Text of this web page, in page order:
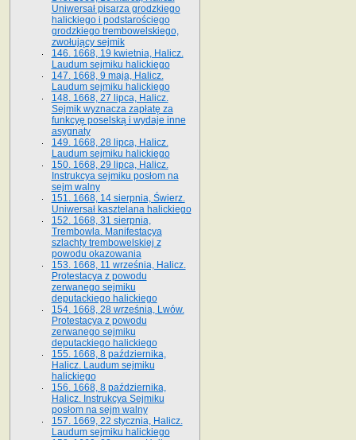
Uniwersał pisarza grodzkiego
halickiego i podstarościego
grodzkiego trembowelskiego,
zwołujący sejmik
146. 1668, 19 kwietnia, Halicz.
Laudum sejmiku halickiego
147. 1668, 9 maja, Halicz.
Laudum sejmiku halickiego
148. 1668, 27 lipca, Halicz.
Sejmik wyznacza zapłatę za
funkcyę poselską i wydaje inne
asygnaty
149. 1668, 28 lipca, Halicz.
Laudum sejmiku halickiego
150. 1668, 29 lipca, Halicz.
Instrukcya sejmiku posłom na
sejm walny
151. 1668, 14 sierpnia, Świerz.
Uniwersał kasztelana halickiego
152. 1668, 31 sierpnia,
Trembowla. Manifestacya
szlachty trembowelskiej z
powodu okazowania
153. 1668, 11 września, Halicz.
Protestacya z powodu
zerwanego sejmiku
deputackiego halickiego
154. 1668, 28 września, Lwów.
Protestacya z powodu
zerwanego sejmiku
deputackiego halickiego
155. 1668, 8 października,
Halicz. Laudum sejmiku
halickiego
156. 1668, 8 października,
Halicz. Instrukcya Sejmiku
posłom na sejm walny
157. 1669, 22 stycznia, Halicz.
Laudum sejmiku halickiego